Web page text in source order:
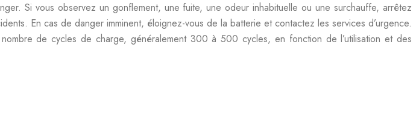
Si vous observez un gonflement, une fuite, une odeur inhabituelle ou une surchauffe, arrêtez
En cas de danger imminent, éloignez-vous de la batterie et contactez les services d’urgence.
de cycles de charge, généralement 300 à 500 cycles, en fonction de l’utilisation et des